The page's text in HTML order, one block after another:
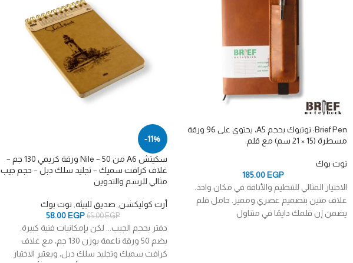
Brief Pen: نوتبوك بحجم A5، يحتوي على 96 ورقة
مسطرة (15 × 21 سم) مع قلم.
نوت بوك
185.00EGP
الاختيار المثالي للتنظيم والأناقة في مكان واحد.
غلاف متين بتصميم عصري ومميز. حامل قلم
يضمن إن قلمك دايمًا في متناول
-11%
سكيتش A6 من Nile – 50 ورقة كريمي 130 جم –
غلاف كرافت سميك – تجليد سلك دبل – حجم جيب
مثالي للرسم والتدوين
أرت كوليكشن صديق للبيئة نوت بوك
65.00EGP
58.00EGP
دفتر بحجم الجيب... لكن بإمكانيات فنية كبيرة.
يضم 50 ورقة ناعمة بوزن 130 جم، مع غلاف
كرافت سميك وتجليد سلك دبل، ويعتبر الاختيار